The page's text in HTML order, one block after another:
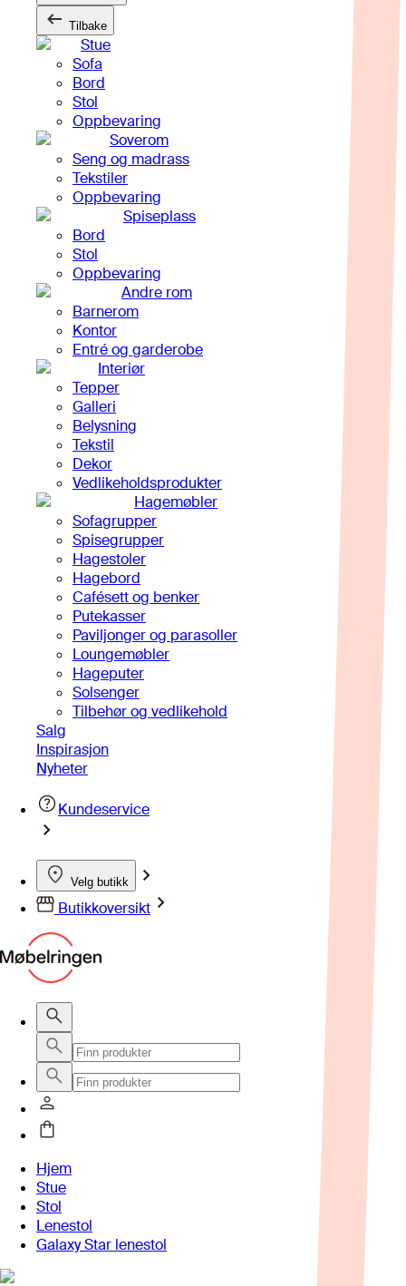
Tilbake
Stue
Sofa
Bord
Stol
Oppbevaring
Soverom
Seng og madrass
Tekstiler
Oppbevaring
Spiseplass
Bord
Stol
Oppbevaring
Andre rom
Barnerom
Kontor
Entré og garderobe
Interiør
Tepper
Galleri
Belysning
Tekstil
Dekor
Vedlikeholdsprodukter
Hagemøbler
Sofagrupper
Spisegrupper
Hagestoler
Hagebord
Cafésett og benker
Putekasser
Paviljonger og parasoller
Loungemøbler
Hageputer
Solsenger
Tilbehør og vedlikehold
Salg
Inspirasjon
Nyheter
Kundeservice
Velg butikk
Butikkoversikt
Hjem
Stue
Stol
Lenestol
Galaxy Star lenestol